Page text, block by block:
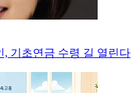
, 기초연금 수령 길 열린다